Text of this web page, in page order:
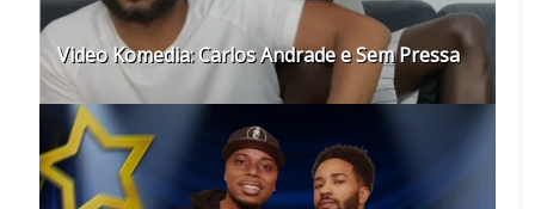
Video Komedia: Carlos Andrade e Sem Pressa